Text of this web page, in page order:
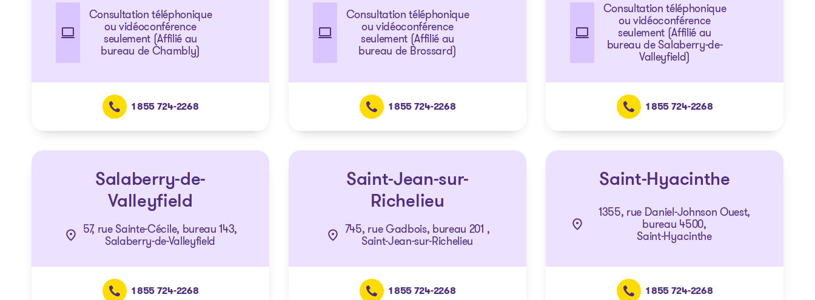
Consultation téléphonique
ou vidéoconférence
seulement (Affilié au
bureau de Chambly)
1 855 724-2268
Consultation téléphonique
ou vidéoconférence
seulement (Affilié au
bureau de Brossard)
1 855 724-2268
Consultation téléphonique
ou vidéoconférence
seulement (Affilié au
bureau de Salaberry-de-
Valleyfield)
1 855 724-2268
Salaberry-de-
Valleyfield
57, rue Sainte-Cécile, bureau 143,
Salaberry-de-Valleyfield
1 855 724-2268
Saint-Jean-sur-
Richelieu
745, rue Gadbois, bureau 201 ,
Saint-Jean-sur-Richelieu
1 855 724-2268
Saint-Hyacinthe
1355, rue Daniel-Johnson Ouest,
bureau 4500,
Saint-Hyacinthe
1 855 724-2268